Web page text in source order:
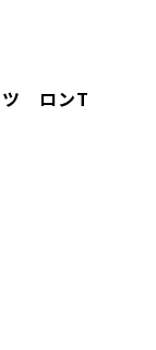
ツ ロンT